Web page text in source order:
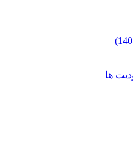
ها